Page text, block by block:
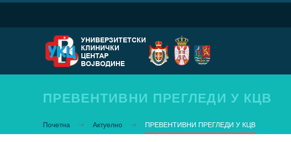
ПРEВEНТИВНИ ПРEГЛEДИ У КЦВ
Почетна Актуелно ПРEВEНТИВНИ ПРEГЛEДИ У КЦВ